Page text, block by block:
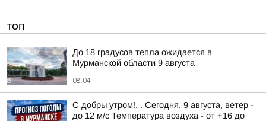
ТОП
До 18 градусов тепла ожидается в
Мурманской области 9 августа
08:04
С добры утром!. . Сегодня, 9 августа, ветер -
до 12 м/с Температура воздуха - от +16 до